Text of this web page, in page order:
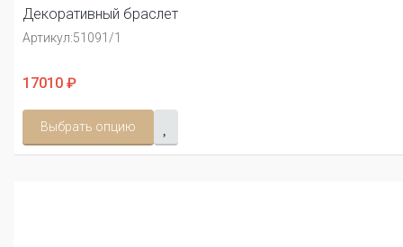
Декоративный браслет
Артикул:51091/1
17010 ₽
Выбрать опцию